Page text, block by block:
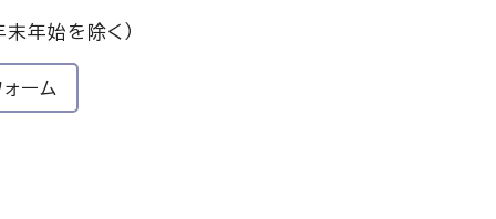
末年始を除く）
ーム